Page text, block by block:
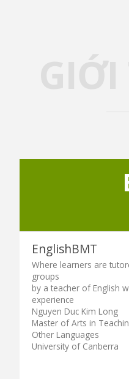
EnglishBMT
Where learners are
groups
by a teacher of English
experience
Nguyen Duc Kim Long
Master of Arts in
Other Languages
University of Canberra